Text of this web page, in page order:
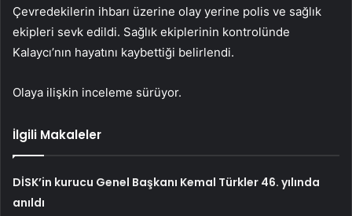
Çevredekilerin ihbarı üzerine olay yerine polis ve sağlık
ekipleri sevk edildi. Sağlık ekiplerinin kontrolünde
Kalaycı’nın hayatını kaybettiği belirlendi.
Olaya ilişkin inceleme sürüyor.
İlgili Makaleler
DİSK’in kurucu Genel Başkanı Kemal Türkler 46. yılında
anıldı